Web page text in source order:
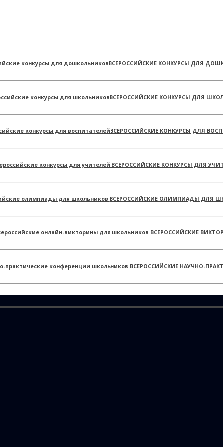
ВСЕРОССИЙСКИЕ КОНКУРСЫ ДЛЯ
ВСЕРОССИЙСКИЕ КОНКУРСЫ ДЛЯ
ВСЕРОССИЙСКИЕ КОНКУРСЫ ДЛЯ
ВСЕРОССИЙСКИЕ КОНКУРСЫ ДЛЯ
ВСЕРОССИЙСКИЕ ОЛИМПИАДЫ ДЛЯ
ВСЕРОССИЙСКИЕ
ВСЕРОССИЙСКИЕ НАУЧНО-